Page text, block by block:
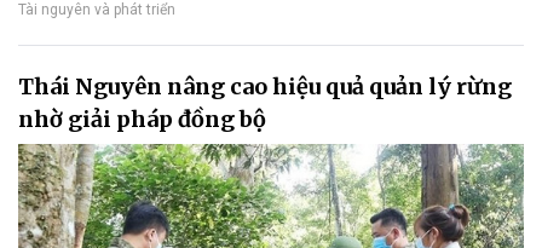
Tài nguyên và phát triển
Thái Nguyên nâng cao hiệu quả quản lý rừng
nhờ giải pháp đồng bộ